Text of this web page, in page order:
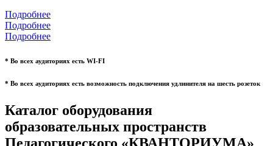
Подробнее
Подробнее
Подробнее
* Во всех аудиториях есть WI-FI
* Во всех аудиториях есть возможность подключения удлинителя на шесть розеток
Каталог оборудования
образовательных пространств